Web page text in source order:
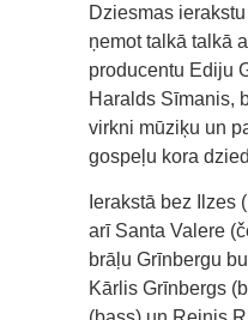
Dziesmas
ņemot talkā talkā
producentu Ediju
Haralds Sīmanis,
virkni mūziķu un
gospeļu kora
Ierakstā bez Ilzes
arī Santa Valere
brāļu Grīnbergu
Kārlis Grīnbergs